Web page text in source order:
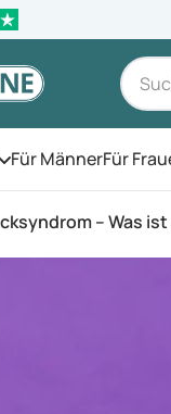
Öffnen Sie das Menü
Für MännerFür
– Was